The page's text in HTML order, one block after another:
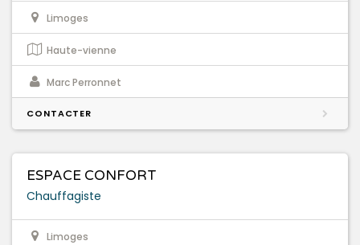
Limoges
Haute-vienne
Marc Perronnet
CONTACTER
ESPACE CONFORT
Chauffagiste
Limoges